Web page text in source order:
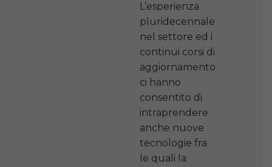
L’esperienza
pluridecennale
nel settore ed i
continui corsi di
aggiornamento
ci hanno
consentito di
intraprendere
anche nuove
tecnologie fra
le quali la